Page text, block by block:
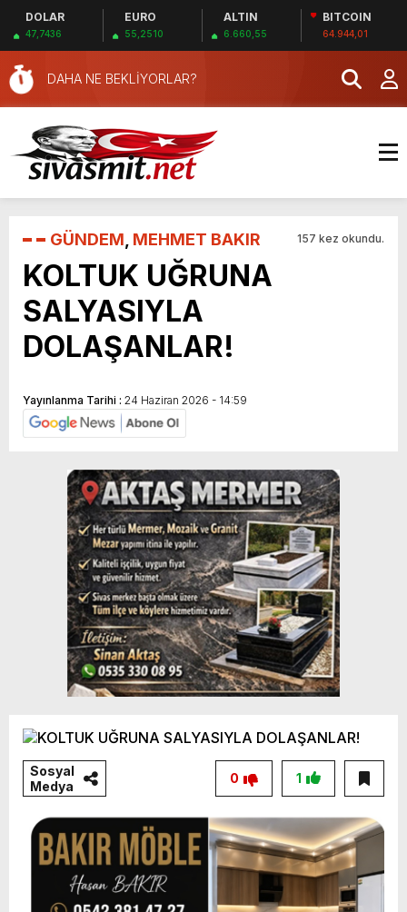
DOLAR
47,7436
EURO
55,2510
ALTIN
6.660,55
BITCOIN
64.944,01
DAHA NE BEKLİYORLAR?
GÜNDEM MEHMET BAKIR 157 kez okundu.
KOLTUK UĞRUNA
SALYASIYLA
DOLAŞANLAR!
Yayınlanma Tarihi : 24 Haziran 2026 - 14:59
Sosyal
Medya
1
0